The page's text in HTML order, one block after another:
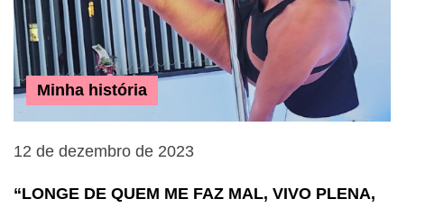
Minha história
12 de dezembro de 2023
“LONGE DE QUEM ME FAZ MAL, VIVO PLENA,